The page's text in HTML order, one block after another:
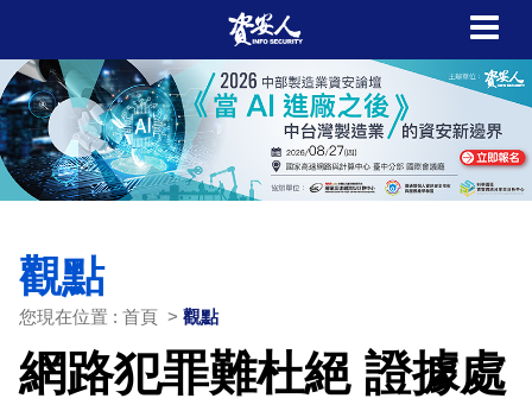
觀點
您現在位置 : 首頁 > 觀點
網路犯罪難杜絕 證據處